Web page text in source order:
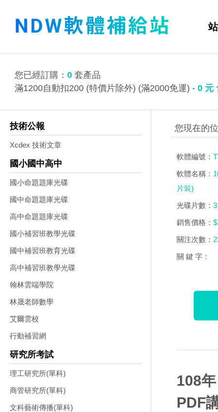
您已經訂購： 0 套產品
滿1200自動扣200 (特價片除外) (滿2000免運) - 0 元
技術公報
Xcdex 技術文章
國小國中高中
國小命題題庫光碟
國中命題題庫光碟
高中命題題庫光碟
國小補習班教學光碟
國中補習班教育光碟
高中補習班教學光碟
翰林雲端學院
林晟老師數學
艾爾雲校
行動補習網
研究所考試
理工研究所(單科)
商管研究所(單科)
文科藝術傳播(單科)
軟體編號：
軟體名稱：
片裝)
光碟片數：
銷售價格：
關注次數：
關 鍵 字：
108
PDF